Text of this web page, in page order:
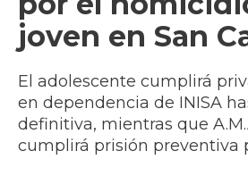
joven en San
El adolescente cumplirá
en dependencia de INISA
definitiva, mientras que
cumplirá prisión preventiva